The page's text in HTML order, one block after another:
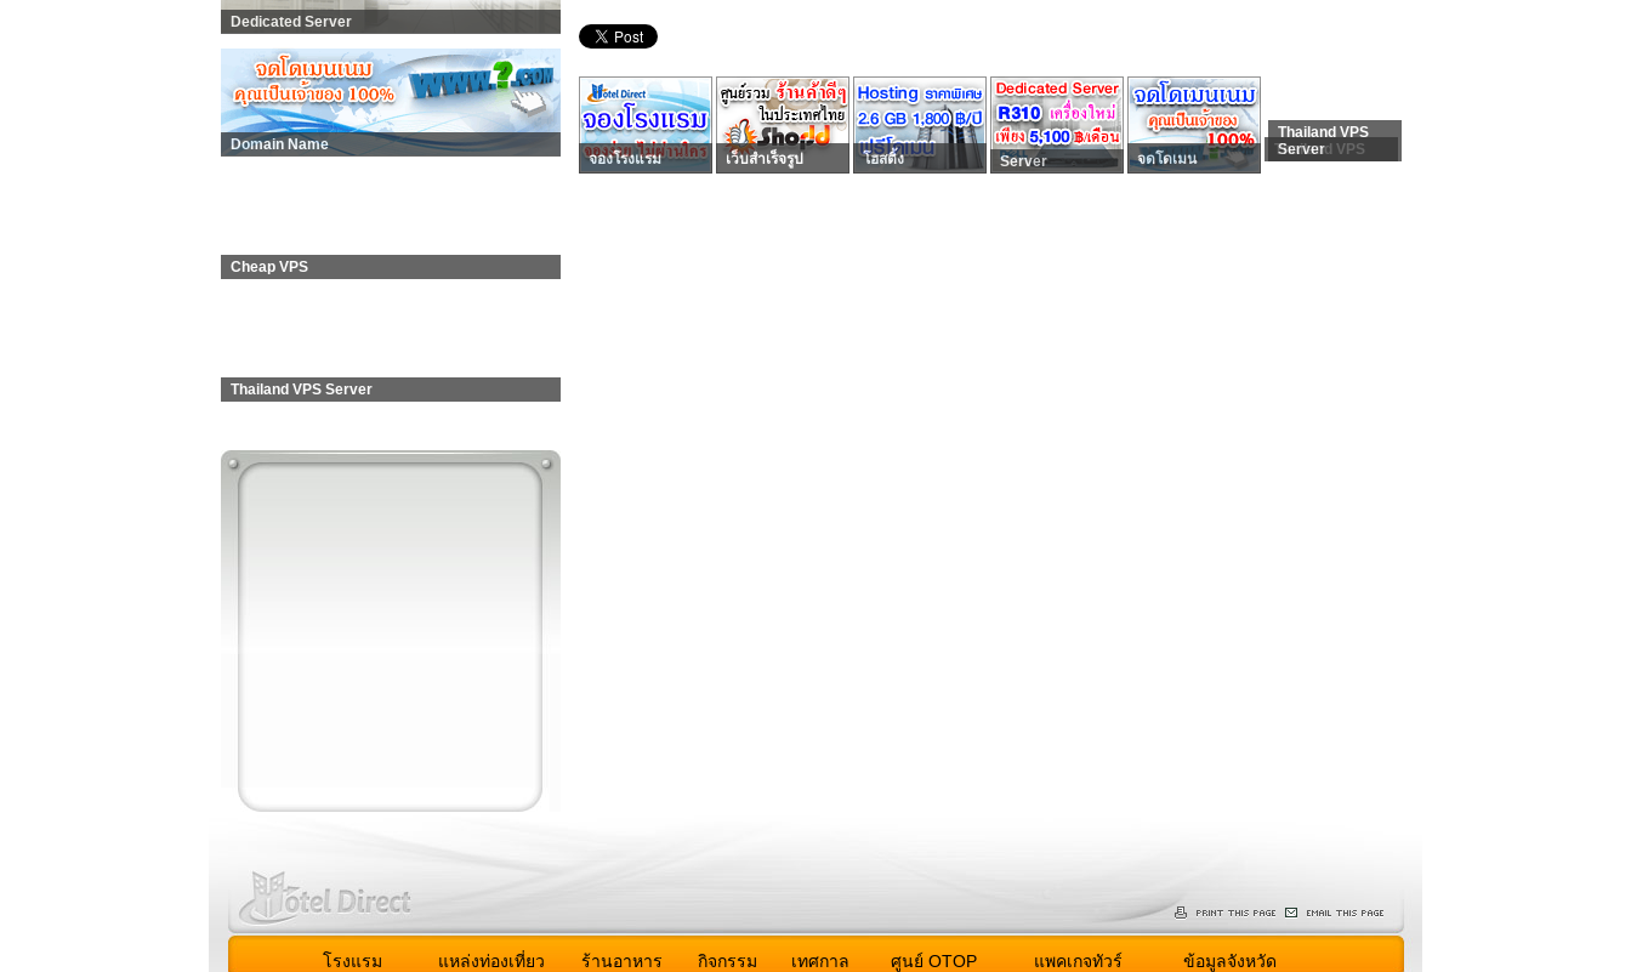
Dedicated Server
Domain Name
Cheap VPS
Thailand VPS Server
จองโรงแรม เว็บสำเร็จรูป โฮสติ้ง Server จดโดเมน
Thailand VPS
Thailand VPS
Server
โรงแรม แหล่งท่องเที่ยว ร้านอาหาร กิจกรรม เทศกาล ศูนย์ OTOP แพคเกจทัวร์ ข้อมูลจังหวัด